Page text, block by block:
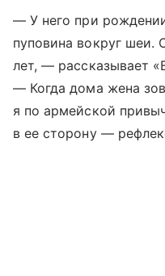
— У него при
пуповина вокруг шеи.
лет, — рассказывает
— Когда дома жена
я по армейской
в ее сторону —